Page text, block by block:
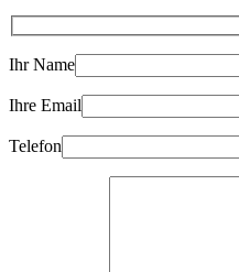
Ihr Name
Ihre Email
Telefon